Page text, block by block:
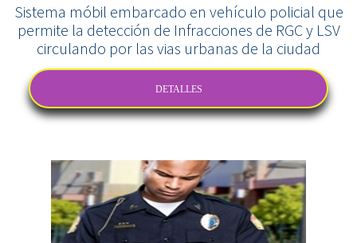
Sistema móbil embarcado en vehículo policial que
permite la detección de Infracciones de RGC y LSV
circulando por las vias urbanas de la ciudad
DETALLES